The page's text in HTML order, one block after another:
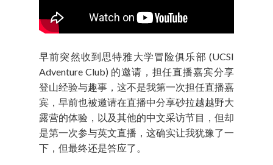
早前突然收到思特雅大学冒险俱乐部 (UCSI
Adventure Club) 的邀请，担任直播嘉宾分享
登山经验与趣事，这不是我第一次担任直播嘉
宾，早前也被邀请在直播中分享砂拉越越野大
露营的体验，以及其他的中文采访节目，但却
是第一次参与英文直播，这确实让我犹豫了一
下，但最终还是答应了。